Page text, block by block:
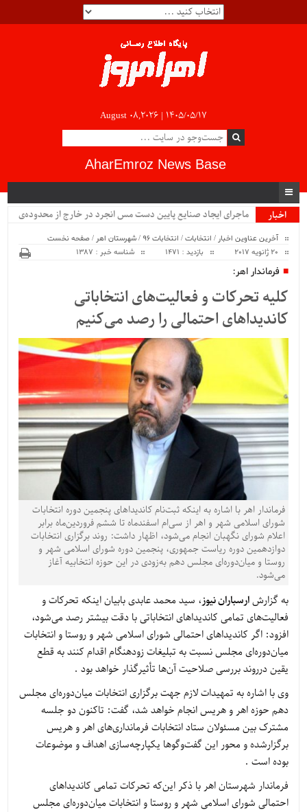
August 08,2026 | ۱۴۰۵/۰۵/۱۷
AharEmroz News Base
اخبار
ماجرای ایجاد صنایع پایین دست مس انجرد در خارج از محدوده‌ی
آخرین عناوین اخبار / انتخابات/ انتخابات 96 /شهرستان اهر /صفحه نخست
بازدید : 1471 شناسه خبر : 1387
فرماندار اهر:
کلیه تحرکات و فعالیت‌های انتخاباتی
کاندیداهای احتمالی را رصد می‌کنیم
فرماندار اهر با اشاره به اینکه ثبت‌نام کاندیداهای پنجمین دوره انتخابات
شورای اسلامی شهر و اهر از سی‌ام اسفندماه تا ششم فروردین‌ماه برابر
اعلام شورای نگهبان انجام می‌شود، اظهار داشت: روند برگزاری انتخابات
دوازدهمین دوره ریاست جمهوری، پنجمین دوره شورای اسلامی شهر و
روستا و میان‌دوره‌ای مجلس دهم به‌زودی در این حوزه انتخابیه آغاز
می‌شود.
به گزارشارسباران نیوز، سید محمد عابدی بابیان اینکه تحرکات و
فعالیت‌های تمامی کاندیداهای انتخاباتی با دقت بیشتر رصد می‌شود،
افزود: اگر کاندیداهای احتمالی شورای اسلامی شهر و روستا و انتخابات
میان‌دوره‌ای مجلس نسبت به تبلیغات زودهنگام اقدام کنند به قطع
یقین درروند بررسی صلاحیت آن‌ها تأثیرگذار خواهد بود .
وی با اشاره به تمهیدات لازم جهت برگزاری انتخابات میان‌دوره‌ای مجلس
دهم حوزه اهر و هریس انجام خواهد شد، گفت: تاکنون دو جلسه
مشترک بین مسئولان ستاد انتخابات فرمانداری‌های اهر و هریس
برگزارشده و محور این گفت‌وگوها یکپارچه‌سازی اهداف و موضوعات
بوده است .
فرماندار شهرستان اهر با ذکر این‌که تحرکات تمامی کاندیداهای
احتمالی شورای اسلامی شهر و روستا و انتخابات میان‌دوره‌ای مجلس